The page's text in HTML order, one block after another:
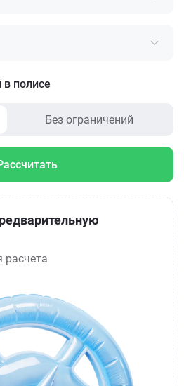
в полисе
Без ограничений
расчета